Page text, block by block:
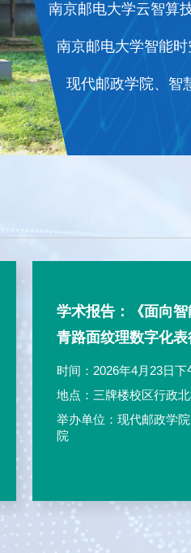
南京邮电大学云智算
南京邮电大学智能
学术报告：《面向
青路面纹理数字化表
时间：2026年4月23日下
地点：三牌楼校区行政
举办单位：现代邮政学
院